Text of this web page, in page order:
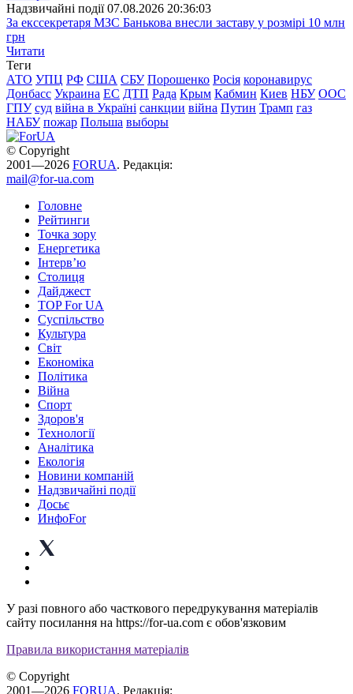
Надзвичайні події 07.08.2026 20:36:03
За екссекретаря МЗС Банькова внесли заставу у розмірі 10 млн
грн
Читати
Теги
АТО УПЦ РФ США СБУ Порошенко Росія коронавирус
Донбасс Украина ЕС ДТП Рада Крым Кабмин Киев НБУ ООС
ГПУ суд війна в Україні санкции війна Путин Трамп газ
НАБУ пожар Польша выборы
© Copyright
2001—2026 FORUA. Редакція:
mail@for-ua.com
Головне
Рейтинги
Точка зору
Енергетика
Інтерв’ю
Столиця
Дайджест
TOP For UA
Суспiльство
Культура
Світ
Економіка
Політика
Війна
Спорт
Здоров'я
Технології
Аналітика
Екологія
Новини компаній
Надзвичайні події
Досьє
ИнфоFor
У разі повного або часткового передрукування матеріалів
сайту посилання на https://for-ua.com є обов'язковим
Правила використання матеріалів
© Copyright
2001—2026 FORUA. Редакція: